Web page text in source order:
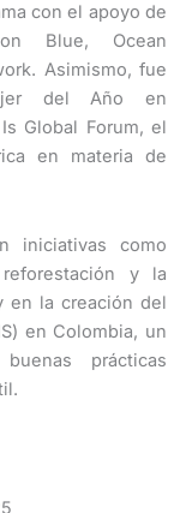
con el apoyo de
Blue, Ocean
Asimismo, fue
del Año en
Global Forum, el
en materia de
iniciativas como
y la
en la creación del
en Colombia, un
prácticas